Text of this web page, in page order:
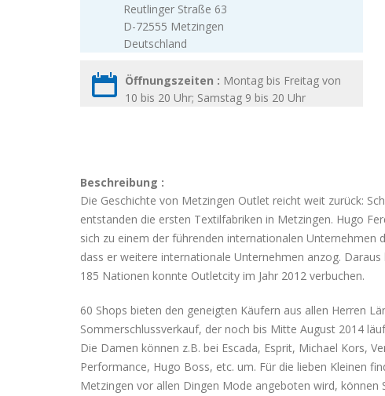
Reutlinger Straße 63
D-72555 Metzingen
Deutschland
Öffnungszeiten : Montag bis Freitag von
10 bis 20 Uhr; Samstag 9 bis 20 Uhr
Beschreibung :
Die Geschichte von Metzingen Outlet reicht weit zurück:
entstanden die ersten Textilfabriken in Metzingen. Hugo
sich zu einem der führenden internationalen
dass er weitere internationale Unternehmen anzog.
185 Nationen konnte Outletcity im Jahr 2012 verbuchen.
60 Shops bieten den geneigten Käufern aus allen Herren
Sommerschlussverkauf, der noch bis Mitte August 2014
Die Damen können z.B. bei Escada, Esprit, Michael Kors,
Performance, Hugo Boss, etc. um. Für die lieben Kleinen
Metzingen vor allen Dingen Mode angeboten wird, können